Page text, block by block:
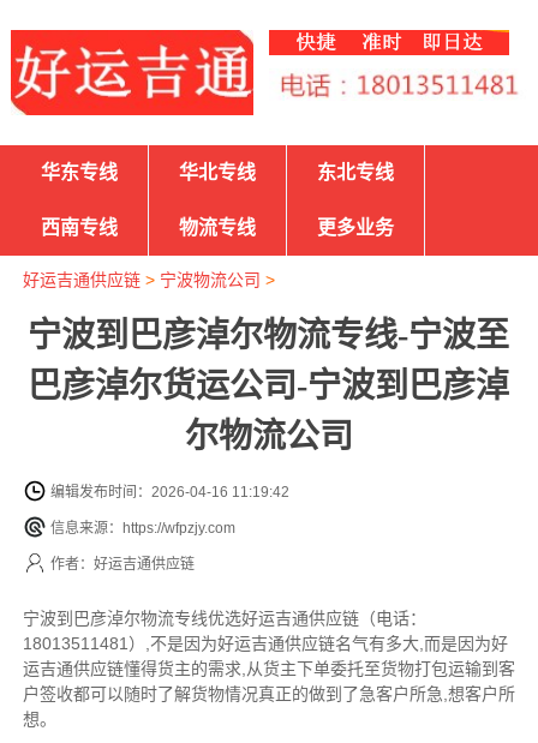
华东专线 华北专线 东北专线
西南专线 物流专线 更多业务
好运吉通供应链> 宁波物流公司 >
宁波到巴彦淖尔物流专线-宁波至
巴彦淖尔货运公司-宁波到巴彦淖
尔物流公司
编辑发布时间：2026-04-16 11:19:42
信息来源：https://wfpzjy.com
作者：好运吉通供应链
宁波到巴彦淖尔物流专线优选好运吉通供应链（电话：
18013511481）,不是因为好运吉通供应链名气有多大,而是因为好
运吉通供应链懂得货主的需求,从货主下单委托至货物打包运输到客
户签收都可以随时了解货物情况真正的做到了急客户所急,想客户所
想。